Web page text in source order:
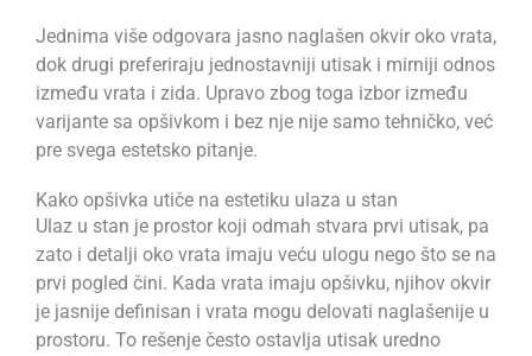
Jednima više odgovara jasno naglašen okvir oko vrata,
dok drugi preferiraju jednostavniji utisak i mirniji odnos
između vrata i zida. Upravo zbog toga izbor između
varijante sa opšivkom i bez nje nije samo tehničko, već
pre svega estetsko pitanje.
Kako opšivka utiče na estetiku ulaza u stan
Ulaz u stan je prostor koji odmah stvara prvi utisak, pa
zato i detalji oko vrata imaju veću ulogu nego što se na
prvi pogled čini. Kada vrata imaju opšivku, njihov okvir
je jasnije definisan i vrata mogu delovati naglašenije u
prostoru. To rešenje često ostavlja utisak uredno